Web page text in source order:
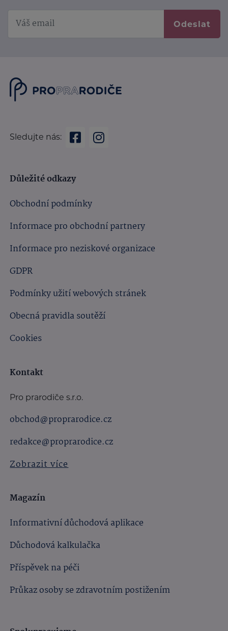
Odeslat
Sledujte nás:
Důležité odkazy
Obchodní podmínky
Informace pro obchodní partnery
Informace pro neziskové organizace
GDPR
Podmínky užití webových stránek
Obecná pravidla soutěží
Cookies
Kontakt
Pro prarodiče s.r.o.
obchod@proprarodice.cz
redakce@proprarodice.cz
Zobrazit více
Magazín
Informativní důchodová aplikace
Důchodová kalkulačka
Příspěvek na péči
Průkaz osoby se zdravotním postižením